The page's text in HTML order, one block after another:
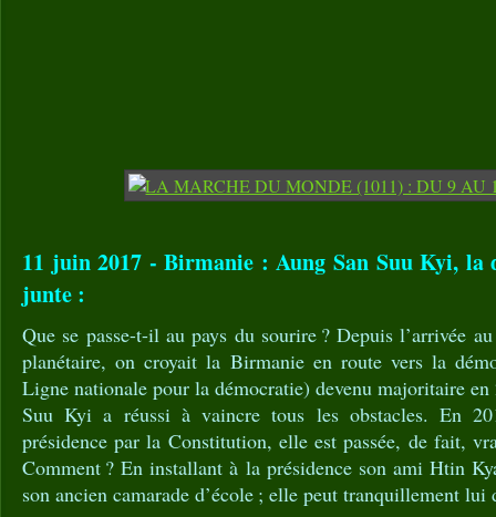
11 juin 2017 - Birmanie : Aung San Suu Kyi, la
junte :
Que se passe-t-il au pays du sourire ? Depuis l’arrivée
planétaire, on croyait la Birmanie en route vers la
Ligne nationale pour la démocratie) devenu majoritaire
Suu Kyi a réussi à vaincre tous les obstacles. En
présidence par la Constitution, elle est passée, de fait,
Comment ? En installant à la présidence son ami Htin
son ancien camarade d’école ; elle peut tranquillement lui